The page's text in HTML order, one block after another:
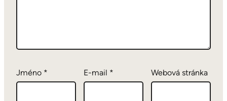
Jméno * E-mail * Webová stránka